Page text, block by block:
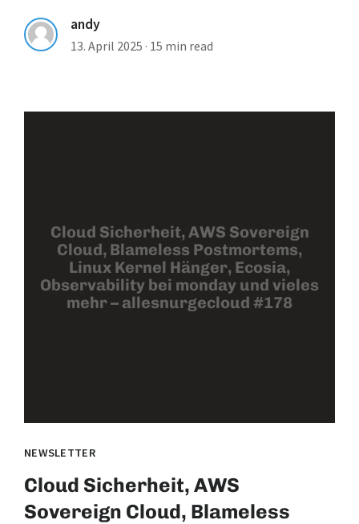
andy
13. April 2025 · 15 min read
Cloud Sicherheit, AWS Sovereign
Cloud, Blameless Postmortems,
Linux Kernel Hänger, Ecosia,
Observability bei monday und vieles
mehr – allesnurgecloud #178
NEWSLETTER
Cloud Sicherheit, AWS
Sovereign Cloud, Blameless